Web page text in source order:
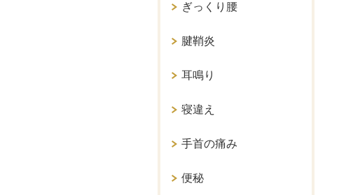
ぎっくり腰
腱鞘炎
耳鳴り
寝違え
手首の痛み
便秘